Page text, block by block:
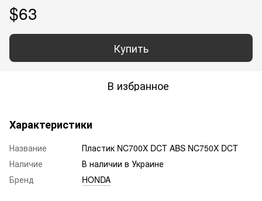
$63
Купить
В избранное
Характеристики
Название
Пластик NC700X DCT ABS NC750X DCT
Наличие
В наличии в Украине
Бренд
HONDA